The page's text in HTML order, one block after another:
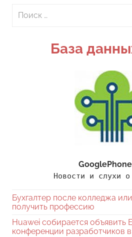
Поиск
База
Новости и слухи
Бухгалтер после колледжа
получить профессию
Huawei собирается объявить
конференции разработчиков в